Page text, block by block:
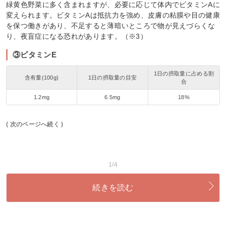
緑黄色野菜に多く含まれますが、必要に応じて体内でビタミンAに
変えられます。ビタミンAは抵抗力を強め、皮膚の粘膜や目の健康
を保つ働きがあり、不足すると薄暗いところで物が見えづらくな
り、夜盲症になる恐れがあります。（※3）
③ビタミンE
含有量(100g) 1日の摂取量の目安
1日の摂取量に占める割
合
1.2mg 6.5mg 18%
( 次のページへ続く )
1/4
続きを読む